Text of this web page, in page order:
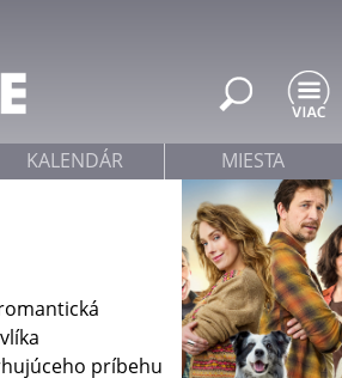
príbehu
KALENDÁR MIESTA